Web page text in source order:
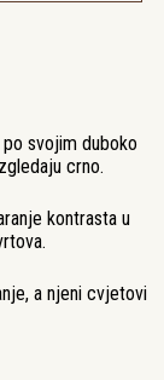
svojim duboko
crno.
kontrasta u
a njeni cvjetovi